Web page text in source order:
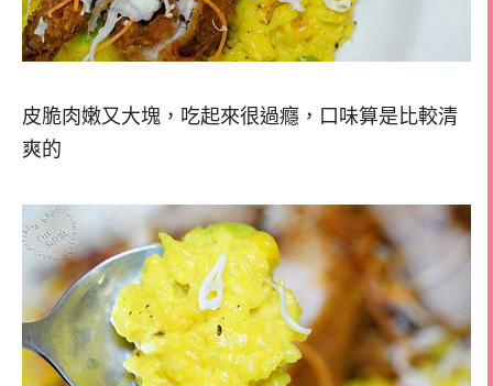
皮脆肉嫩又大塊，吃起來很過癮，口味算是比較清
爽的